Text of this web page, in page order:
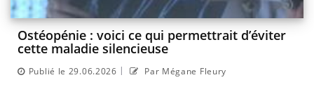
Ostéopénie : voici ce qui permettrait d’éviter
cette maladie silencieuse
Publié le 29.06.2026 | Par Mégane Fleury